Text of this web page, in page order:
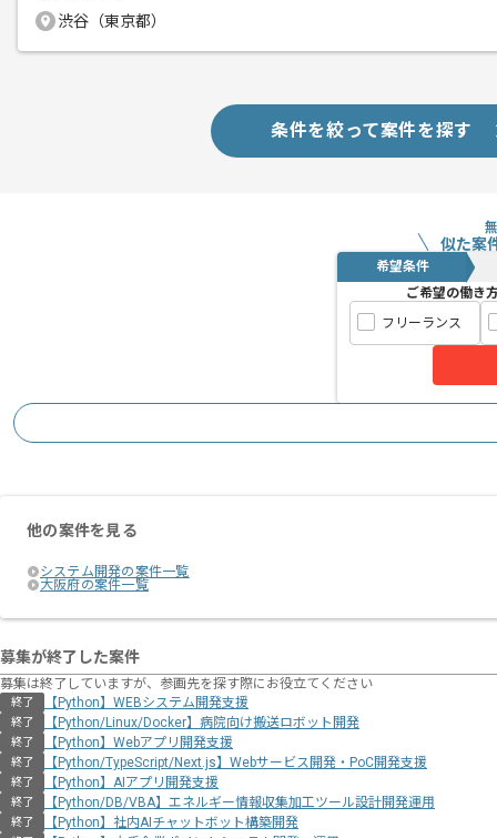
渋谷（東京都）
条件を絞って案件を探す
似た案
希望条件
ご希望の働き
フリーランス
他の案件を見る
システム開発の案件一覧
大阪府の案件一覧
募集が終了した案件
募集は終了していますが、参画先を探す際にお役立てください
終了 【Python】WEBシステム開発支援
終了 【Python/Linux/Docker】病院向け搬送ロボット開発
終了 【Python】Webアプリ開発支援
終了 【Python/TypeScript/Next.js】Webサービス開発・PoC開発支援
終了 【Python】AIアプリ開発支援
終了 【Python/DB/VBA】エネルギー情報収集加工ツール設計開発運用
終了 【Python】社内AIチャットボット構築開発